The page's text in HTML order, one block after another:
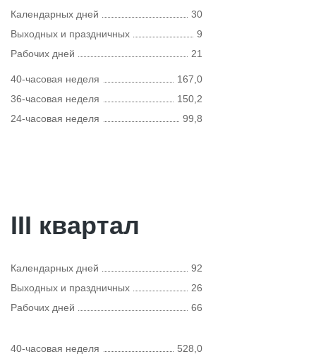
Календарных дней
30
Выходных и праздничных
9
Рабочих дней
21
40-часовая неделя
167,0
36-часовая неделя
150,2
24-часовая неделя
99,8
III квартал
Календарных дней
92
Выходных и праздничных
26
Рабочих дней
66
40-часовая неделя 528,0